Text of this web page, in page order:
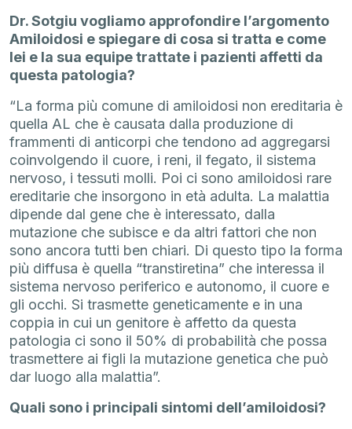
Dr. Sotgiu vogliamo approfondire l’argomento
Amiloidosi e spiegare di cosa si tratta e come
lei e la sua equipe trattate i pazienti affetti da
questa patologia?
“La forma più comune di amiloidosi non ereditaria è
quella AL che è causata dalla produzione di
frammenti di anticorpi che tendono ad aggregarsi
coinvolgendo il cuore, i reni, il fegato, il sistema
nervoso, i tessuti molli. Poi ci sono amiloidosi rare
ereditarie che insorgono in età adulta. La malattia
dipende dal gene che è interessato, dalla
mutazione che subisce e da altri fattori che non
sono ancora tutti ben chiari. Di questo tipo la forma
più diffusa è quella “transtiretina” che interessa il
sistema nervoso periferico e autonomo, il cuore e
gli occhi. Si trasmette geneticamente e in una
coppia in cui un genitore è affetto da questa
patologia ci sono il 50% di probabilità che possa
trasmettere ai figli la mutazione genetica che può
dar luogo alla malattia”.
Quali sono i principali sintomi dell’amiloidosi?